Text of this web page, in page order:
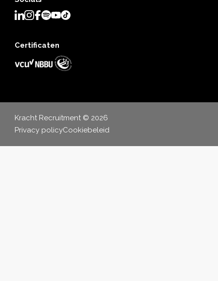
Certificaten
Kracht Recruitment © 2026
Privacy policyCookiebeleid